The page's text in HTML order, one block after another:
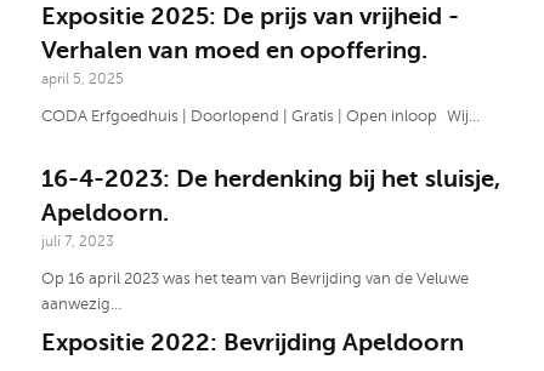
Expositie 2025: De prijs van vrijheid -
Verhalen van moed en opoffering.
april 5, 2025
CODA Erfgoedhuis | Doorlopend | Gratis | Open inloop Wij…
16-4-2023: De herdenking bij het sluisje,
Apeldoorn.
juli 7, 2023
Op 16 april 2023 was het team van Bevrijding van de Veluwe
aanwezig…
Expositie 2022: Bevrijding Apeldoorn